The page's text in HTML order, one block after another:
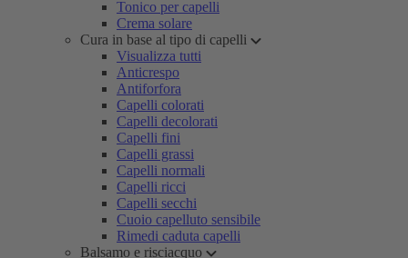
Tonico per capelli
Crema solare
Cura in base al tipo di capelli
Visualizza tutti
Anticrespo
Antiforfora
Capelli colorati
Capelli decolorati
Capelli fini
Capelli grassi
Capelli normali
Capelli ricci
Capelli secchi
Cuoio capelluto sensibile
Rimedi caduta capelli
Balsamo e risciacquo